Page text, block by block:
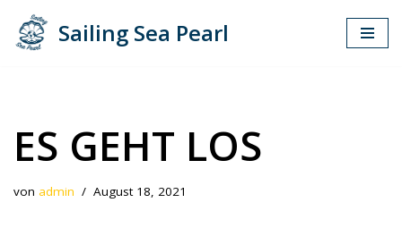
Zum
Sailing Sea Pearl
ES GEHT LOS
von admin August 18, 2021